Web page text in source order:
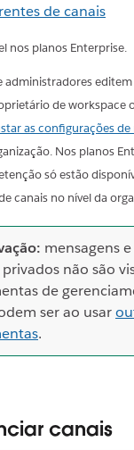
de canais
nos planos Enterprise.
administradores
de workspace
as configurações
Nos planos
só estão
canais no nível da
mensagens
não são
de
ser ao usar
.
canais